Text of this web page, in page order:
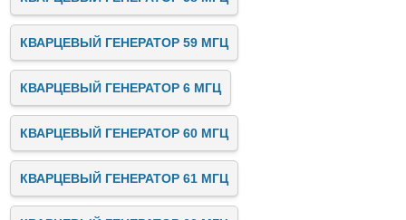
КВАРЦЕВЫЙ ГЕНЕРАТОР 59 МГЦ
КВАРЦЕВЫЙ ГЕНЕРАТОР 6 МГЦ
КВАРЦЕВЫЙ ГЕНЕРАТОР 60 МГЦ
КВАРЦЕВЫЙ ГЕНЕРАТОР 61 МГЦ